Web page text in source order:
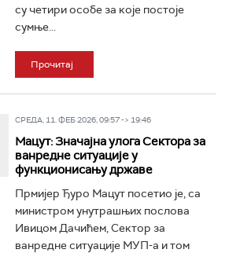
су четири особе за које постоје
сумње...
Прочитај
СРЕДА, 11. ФЕБ 2026, 09:57 -> 19:46
Мацут: Значајна улога Сектора за
ванредне ситуације у
функционисању државе
Прмијер Ђуро Мацут посетио је, са
министром унутрашњих послова
Ивицом Дачићем, Сектор за
ванредне ситуације МУП-а и том